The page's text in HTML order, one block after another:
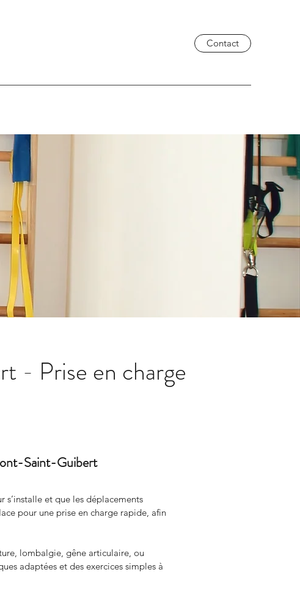
Contact
- Prise en charge
Saint-Guibert
s’installe et que les déplacements
pour une prise en charge rapide, afin
lombalgie, gêne articulaire, ou
adaptées et des exercices simples à